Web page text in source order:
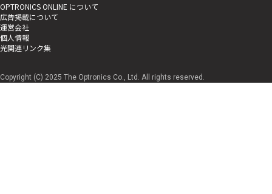
OPTRONICS ONLINE について
広告掲載について
運営会社
個人情報
光関連リンク集
Copyright (C) 2025 The Optronics Co., Ltd. All rights reserved.